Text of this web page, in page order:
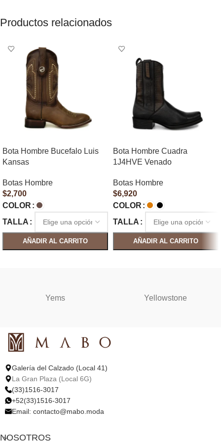
Productos relacionados
Bota Hombre Bucefalo Luis
Kansas
Botas Hombre
$2,700
COLOR
TALLA
AÑADIR AL CARRITO
Bota Hombre Cuadra
1J4HVE Venado
Botas Hombre
$6,920
COLOR
TALLA
AÑADIR AL CARRITO
Yems Yellowstone
Galería del Calzado (Local 41)
La Gran Plaza (Local 6G)
(33)1516-3017
+52(33)1516-3017
Email: contacto@mabo.moda
NOSOTROS